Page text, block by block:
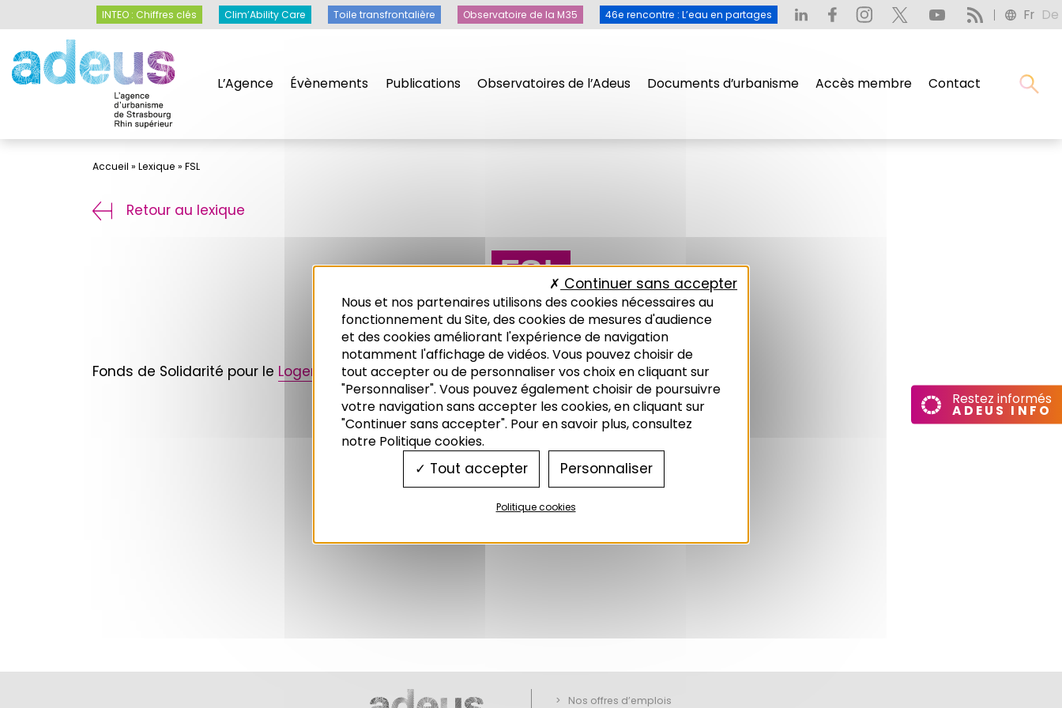
L’Agence Évènements Publications Observatoires de l’Adeus Documents d’urbanisme Accès membre Contact
INTEO : Chiffres clés Clim’Ability Care Toile transfrontalière Observatoire de la M35 46e rencontre : L’eau en partages Fr De
Accueil » Lexique » FSL
Retour au lexique
FSL
Fonds de Solidarité pour le Logement
Nos offres d’emplois
Restez informés
ADEUS INFO
Panneau de gestion des cookies
Nous et nos partenaires utilisons des cookies nécessaires au
fonctionnement du Site, des cookies de mesures d'audience
et des cookies améliorant l'expérience de navigation
notamment l'affichage de vidéos. Vous pouvez choisir de
tout accepter ou de personnaliser vos choix en cliquant sur
"Personnaliser". Vous pouvez également choisir de poursuivre
votre navigation sans accepter les cookies, en cliquant sur
"Continuer sans accepter". Pour en savoir plus, consultez
notre Politique cookies.
Tout accepter
Continuer sans accepter
Personnaliser
Politique cookies